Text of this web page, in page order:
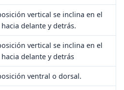
vertical se inclina en el
delante y detrás.
vertical se inclina en el
delante y detrás
ventral o dorsal.